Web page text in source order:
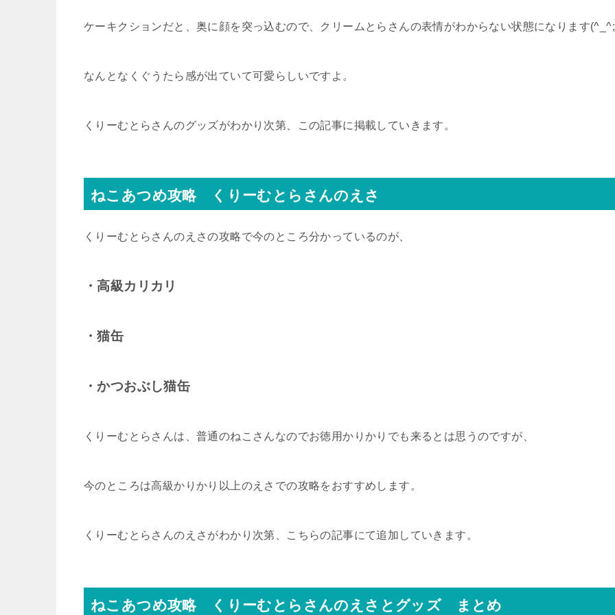
ケーキクションだと、奥に顔を突っ込むので、クリームとらさんの表情がわからない状態になります
なんとなくぐうたら感が出ていて可愛らしいですよ。
くりーむとらさんのグッズがわかり次第、この記事に掲載していきます。
ねこあつめ攻略 くりーむとらさんのえさ
くりーむとらさんのえさの攻略で今のところ分かっているのが、
・高級カリカリ
・猫缶
・かつおぶし猫缶
くりーむとらさんは、普通のねこさんなのでお徳用かりかりでも来るとは思うのですが、
今のところは高級かりかり以上のえさでの攻略をおすすめします。
くりーむとらさんのえさがわかり次第、こちらの記事にて追加していきます。
ねこあつめ攻略 くりーむとらさんのえさとグッズ まとめ